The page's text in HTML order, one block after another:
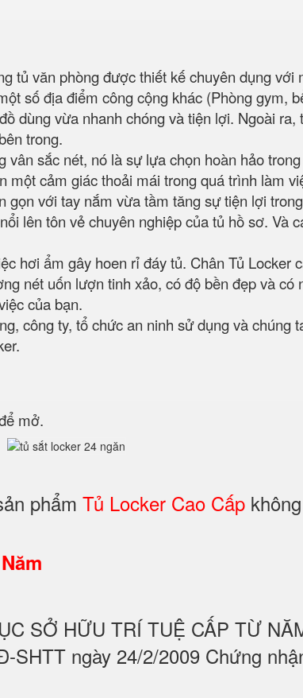
tủ văn phòng được thiết kế chuyên dụng với
số địa điểm công cộng khác (Phòng gym,
dùng vừa nhanh chóng và tiện lợi. Ngoài ra,
trong.
sắc nét, nó là sự lựa chọn hoàn hảo
một cảm giác thoải mái trong quá trình làm
gọn với tay nắm vừa tầm tăng sự tiện lợi
lên tôn vẻ chuyên nghiệp của tủ hồ sơ. Và
hơi ẩm gây hoen rỉ đáy tủ. Chân Tủ Locker
nét uốn lượn tinh xảo, có độ bền đẹp và có
của bạn.
công ty, tổ chức an ninh sử dụng và chúng
mở.
phẩm Tủ Locker Cao Cấp
SỞ HỮU TRÍ TUỆ CẤP TỪ
ngày 24/2/2009 Chứng